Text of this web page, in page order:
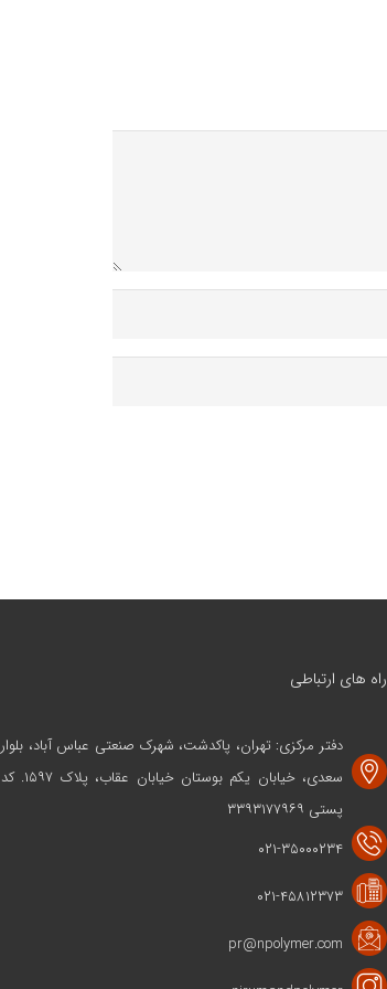
راه های ارتباطی
دفتر مرکزی: تهران، پاکدشت، شهرک صنعتی عباس آباد، بلوار
سعدی، خیابان یکم بوستان خیابان عقاب، پلاک ۱۵۹۷. کد
پستی ۳۳۹۳۱۷۷۹۶۹
۰۲۱-۳۵۰۰۰۲۳۴
۰۲۱-۴۵۸۱۲۳۷۳
pr@npolymer.com